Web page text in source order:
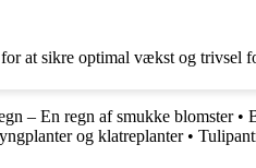
at sikre optimal vækst og trivsel
– En regn af smukke blomster•
og klatreplanter•